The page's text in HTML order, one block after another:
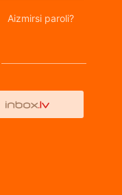
Aizmirsi paroli?